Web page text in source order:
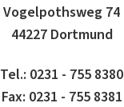
Vogelpothsweg 74
44227 Dortmund
Tel.: 0231 - 755 8380
Fax: 0231 - 755 8381